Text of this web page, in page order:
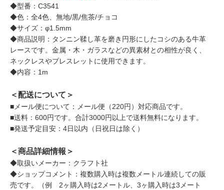
◆型番：C3541
◆色：全4色、無地/黒/焦茶/チョコ
◆サイズ：φ1.5mm
◆商品説明：タンニン鞣し革を磨き円形にしたコシのある牛革
レースです。金属・木・ガラスなどの異素材との相性が良く、
ネックレスやブレスレットに使用できます。
◆内容：1m
＜配送について＞
■メール便について：メール便（220円）対応商品です。
■送料：600円です。合計3000円以上で送料無料になります。
■発送予定目安：4日以内（日祝日は除く）
＜商品詳細情報＞
◆取扱いメーカー：クラフト社
◆ショップコメント：複数購入時は複数メートル連続しての販
売です。（例 2ヶ購入時は2メートル、3ヶ購入時は3メート